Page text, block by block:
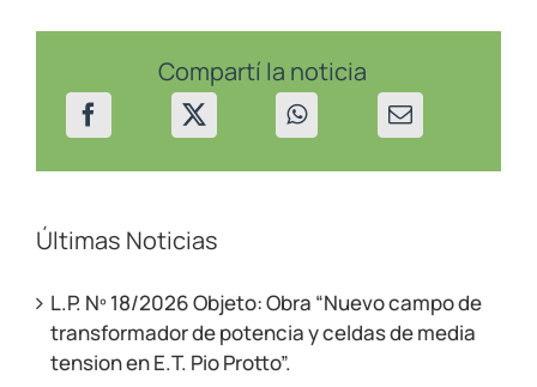
Compartí la noticia
Últimas Noticias
L.P. Nº 18/2026 Objeto: Obra “Nuevo campo de
transformador de potencia y celdas de media
tension en E.T. Pio Protto”.